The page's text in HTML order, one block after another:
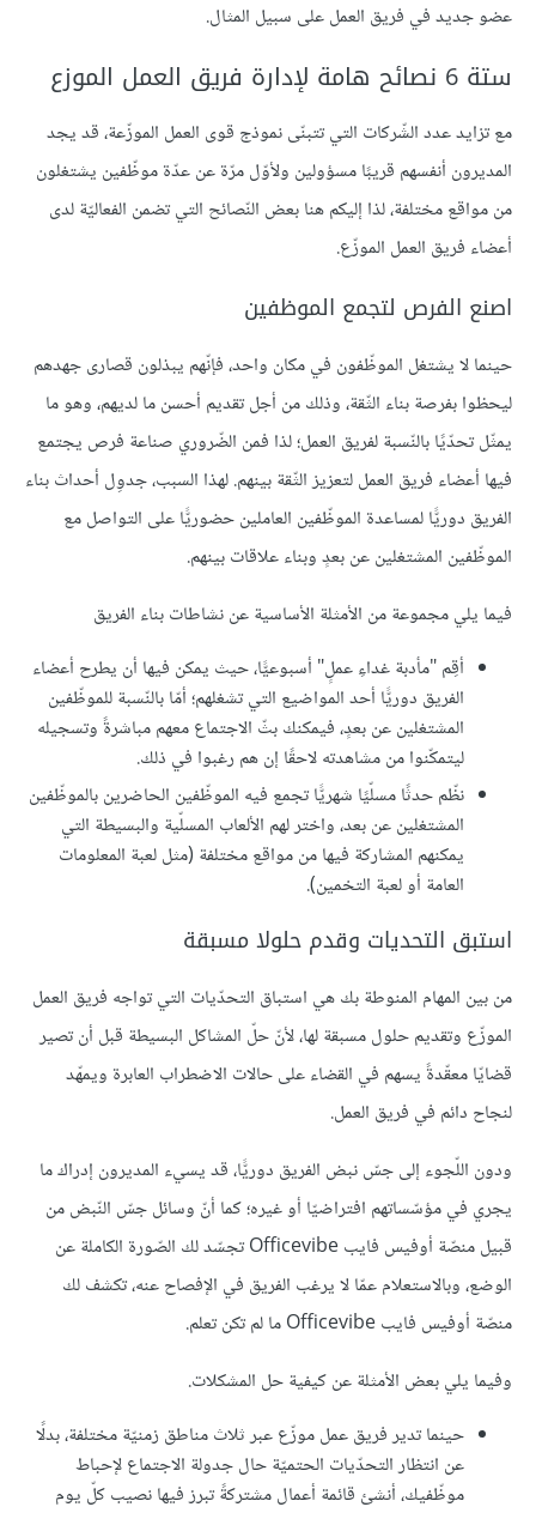
عضو جديد في فريق العمل على سبيل المثال.
ستة 6 نصائح هامة لإدارة فريق العمل الموزع
مع تزايد عدد الشّركات التي تتبنّى نموذج قوى العمل الموزّعة، قد يجد
المديرون أنفسهم قريبًا مسؤولين ولأوّل مرّة عن عدّة موظّفين يشتغلون
من مواقع مختلفة، لذا إليكم هنا بعض النّصائح التي تضمن الفعاليّة لدى
أعضاء فريق العمل الموزّع.
اصنع الفرص لتجمع الموظفين
حينما لا يشتغل الموظّفون في مكان واحد، فإنّهم يبذلون قصارى جهدهم
ليحظوا بفرصة بناء الثّقة، وذلك من أجل تقديم أحسن ما لديهم، وهو ما
يمثّل تحدّيًا بالنّسبة لفريق العمل؛ لذا فمن الضّروري صناعة فرص يجتمع
فيها أعضاء فريق العمل لتعزيز الثّقة بينهم. لهذا السبب، جدوِل أحداث بناء
الفريق دوريًّا لمساعدة الموظّفين العاملين حضوريًّا على التواصل مع
الموظّفين المشتغلين عن بعدٍ وبناء علاقات بينهم.
فيما يلي مجموعة من الأمثلة الأساسية عن نشاطات بناء الفريق
أقِم "مأدبة غداءِ عملٍ" أسبوعيًّا، حيث يمكن فيها أن يطرح أعضاء
الفريق دوريًّا أحد المواضيع التي تشغلهم؛ أمّا بالنّسبة للموظّفين
المشتغلين عن بعدٍ، فيمكنك بثّ الاجتماع معهم مباشرةً وتسجيله
ليتمكّنوا من مشاهدته لاحقًا إن هم رغبوا في ذلك.
نظّم حدثًا مسلّيًا شهريًّا تجمع فيه الموظّفين الحاضرين بالموظّفين
المشتغلين عن بعد، واختر لهم الألعاب المسلّية والبسيطة التي
يمكنهم المشاركة فيها من مواقع مختلفة (مثل لعبة المعلومات
العامة أو لعبة التخمين).
استبق التحديات وقدم حلولا مسبقة
من بين المهام المنوطة بك هي استباق التحدّيات التي تواجه فريق العمل
الموزّع وتقديم حلول مسبقة لها، لأنّ حلّ المشاكل البسيطة قبل أن تصير
قضايّا معقّدةً يسهم في القضاء على حالات الاضطراب العابرة ويمهّد
لنجاح دائم في فريق العمل.
ودون اللّجوء إلى جسّ نبض الفريق دوريًّا، قد يسيء المديرون إدراك ما
يجري في مؤسّساتهم افتراضيّا أو غيره؛ كما أنّ وسائل جسّ النّبض من
قبيل منصّة أوفيس فايب Officevibe تجسّد لك الصّورة الكاملة عن
الوضع، وبالاستعلام عمّا لا يرغب الفريق في الإفصاح عنه، تكشف لك
منصّة أوفيس فايب Officevibe ما لم تكن تعلم.
وفيما يلي بعض الأمثلة عن كيفية حل المشكلات.
حينما تدير فريق عمل موزّع عبر ثلاث مناطق زمنيّة مختلفة، بدلًا
عن انتظار التحدّيات الحتميّة حال جدولة الاجتماع لإحباط
موظّفيك، أنشئ قائمة أعمال مشتركةً تبرز فيها نصيب كلّ يوم